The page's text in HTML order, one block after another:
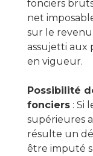
fonciers
net
sur le
assujetti aux
en vigueur.
Possibilité
fonciers : Si
supérieures
résulte un
être imputé